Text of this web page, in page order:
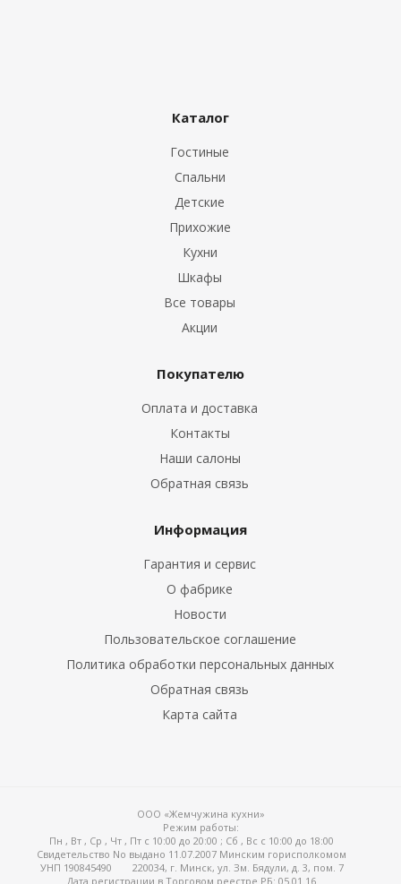
Каталог
Гостиные
Спальни
Детские
Прихожие
Кухни
Шкафы
Все товары
Акции
Покупателю
Оплата и доставка
Контакты
Наши салоны
Обратная связь
Информация
Гарантия и сервис
О фабрике
Новости
Пользовательское соглашение
Политика обработки персональных данных
Обратная связь
Карта сайта
ООО «Жемчужина кухни»
Режим работы:
Пн , Вт , Ср , Чт , Пт c 10:00 до 20:00 ; Сб , Вс c 10:00 до 18:00
Свидетельство No выдано 11.07.2007 Минским горисполкомом
УНП 190845490
220034, г. Минск, ул. Зм. Бядули, д. 3, пом. 7
Дата регистрации в Торговом реестре РБ: 05.01.16